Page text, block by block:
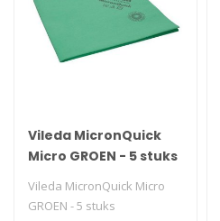
Vileda MicronQuick
Micro GROEN - 5 stuks
Vileda MicronQuick Micro
GROEN - 5 stuks